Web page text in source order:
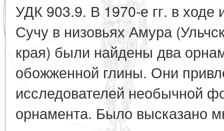
УДК 903.9. В 1970-е гг. в ходе
Сучу в низовьях Амура
края) были найдены два
обожженной глины. Они
исследователей необычной
орнамента. Было высказано